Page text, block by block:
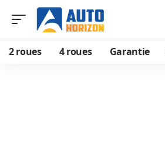
2 roues 4 roues Garantie